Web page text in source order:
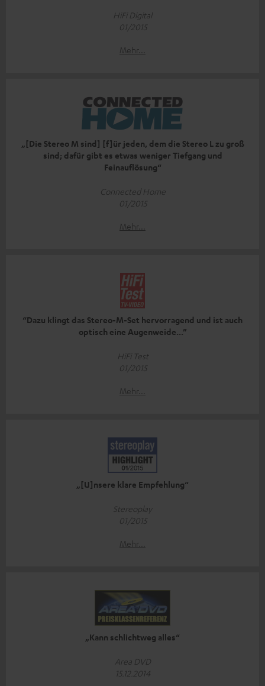
HiFi Digital
01/2015
Mehr...
„[Die Stereo M sind] [f]ür jeden, dem die Stereo L zu groß
sind; dafür gibt es etwas weniger Tiefgang und
Feinauflösung“
Connected Home
01/2015
Mehr...
“Dazu klingt das Stereo-M-Set hervorragend und ist auch
optisch eine Augenweide...”
HiFi Test
01/2015
Mehr...
„[U]nsere klare Empfehlung“
Stereoplay
01/2015
Mehr...
„Kann schlichtweg alles“
Area DVD
15.12.2014